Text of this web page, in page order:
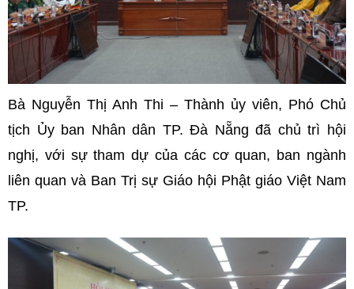
Bà Nguyễn Thị Anh Thi – Thành ủy viên, Phó Chủ
tịch Ủy ban Nhân dân TP. Đà Nẵng đã chủ trì hội
nghị, với sự tham dự của các cơ quan, ban ngành
liên quan và Ban Trị sự Giáo hội Phật giáo Việt Nam
TP.